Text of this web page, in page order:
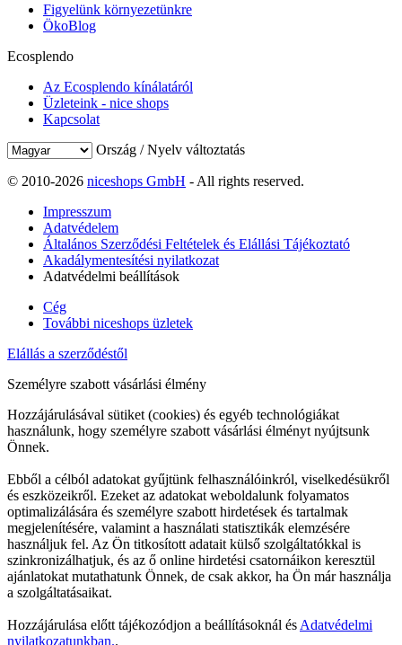
Figyelünk környezetünkre
ÖkoBlog
Ecosplendo
Az Ecosplendo kínálatáról
Üzleteink - nice shops
Kapcsolat
Ország / Nyelv változtatás
© 2010-2026 niceshops GmbH - All rights reserved.
Impresszum
Adatvédelem
Általános Szerződési Feltételek és Elállási Tájékoztató
Akadálymentesítési nyilatkozat
Adatvédelmi beállítások
Cég
További niceshops üzletek
Elállás a szerződéstől
Személyre szabott vásárlási élmény
Hozzájárulásával sütiket (cookies) és egyéb technológiákat
használunk, hogy személyre szabott vásárlási élményt nyújtsunk
Önnek.
Ebből a célból adatokat gyűjtünk felhasználóinkról, viselkedésükről
és eszközeikről. Ezeket az adatokat weboldalunk folyamatos
optimalizálására és személyre szabott hirdetések és tartalmak
megjelenítésére, valamint a használati statisztikák elemzésére
használjuk fel. Az Ön titkosított adatait külső szolgáltatókkal is
szinkronizálhatjuk, és az ő online hirdetési csatornáikon keresztül
ajánlatokat mutathatunk Önnek, de csak akkor, ha Ön már használja
a szolgáltatásaikat.
Hozzájárulása előtt tájékozódjon a beállításoknál és Adatvédelmi
nyilatkozatunkban..